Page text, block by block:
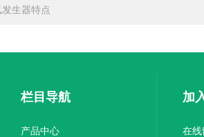
生器特点
栏目导航
产品中心
加
在线